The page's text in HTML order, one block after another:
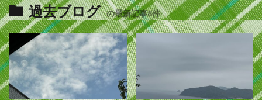
過去ブログ の最新記事8件